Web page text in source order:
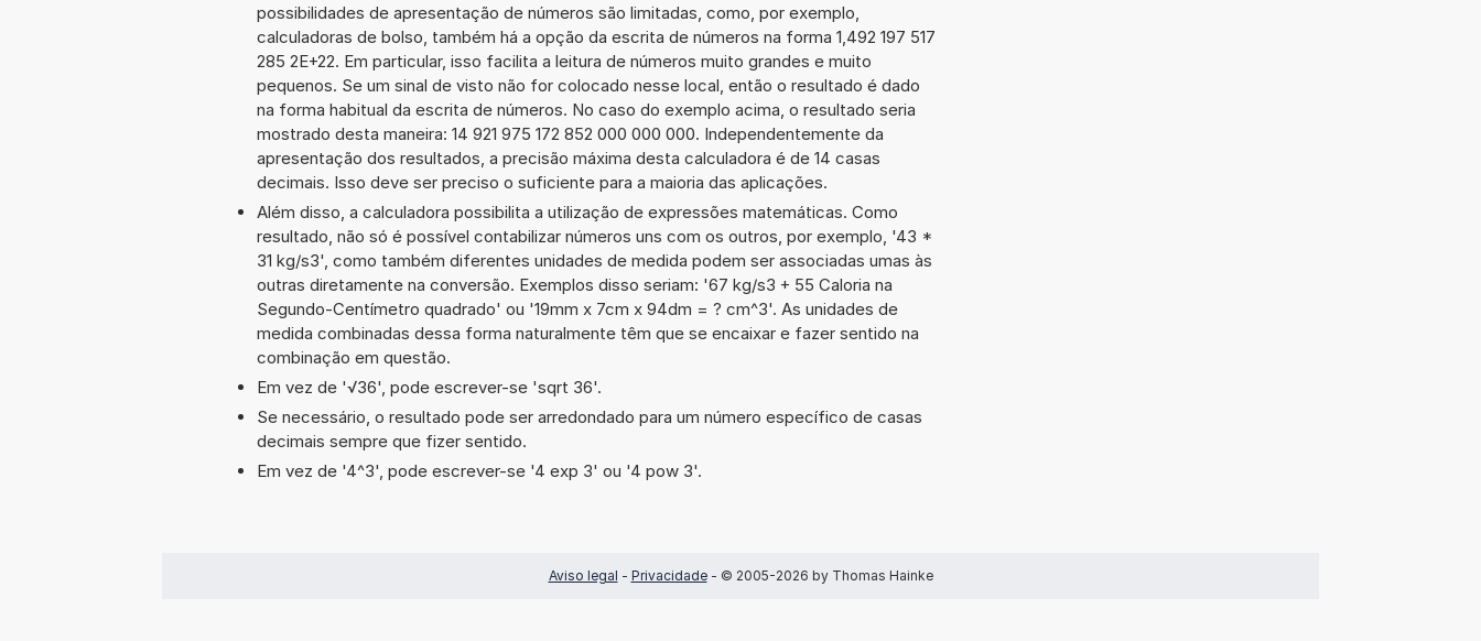
possibilidades de apresentação de números são limitadas, como, por exemplo,
calculadoras de bolso, também há a opção da escrita de números na forma 1,492 197 517
285 2E+22. Em particular, isso facilita a leitura de números muito grandes e muito
pequenos. Se um sinal de visto não for colocado nesse local, então o resultado é dado
na forma habitual da escrita de números. No caso do exemplo acima, o resultado seria
mostrado desta maneira: 14 921 975 172 852 000 000 000. Independentemente da
apresentação dos resultados, a precisão máxima desta calculadora é de 14 casas
decimais. Isso deve ser preciso o suficiente para a maioria das aplicações.
Além disso, a calculadora possibilita a utilização de expressões matemáticas. Como
resultado, não só é possível contabilizar números uns com os outros, por exemplo, '43 *
31 kg/s3', como também diferentes unidades de medida podem ser associadas umas às
outras diretamente na conversão. Exemplos disso seriam: '67 kg/s3 + 55 Caloria na
Segundo-Centímetro quadrado' ou '19mm x 7cm x 94dm = ? cm^3'. As unidades de
medida combinadas dessa forma naturalmente têm que se encaixar e fazer sentido na
combinação em questão.
Em vez de '√36', pode escrever-se 'sqrt 36'.
Se necessário, o resultado pode ser arredondado para um número específico de casas
decimais sempre que fizer sentido.
Em vez de '4^3', pode escrever-se '4 exp 3' ou '4 pow 3'.
Aviso legal - Privacidade- © 2005-2026 by Thomas Hainke